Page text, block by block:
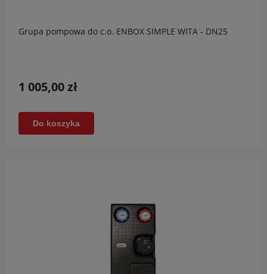
Grupa pompowa do c.o. ENBOX SIMPLE WITA - DN25
1 005,00 zł
Do koszyka